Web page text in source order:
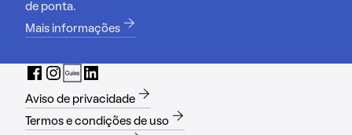
de ponta.
Mais informações
Aviso de privacidade
Termos e condições de uso